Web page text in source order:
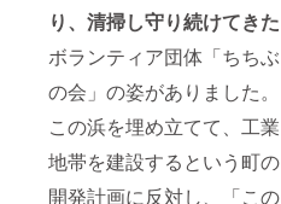
り、清掃し守り続けてきた
ボランティア団体「ちちぶ
の会」の姿がありました。
この浜を埋め立てて、工業
地帯を建設するという町の
開発計画に反対し、「この